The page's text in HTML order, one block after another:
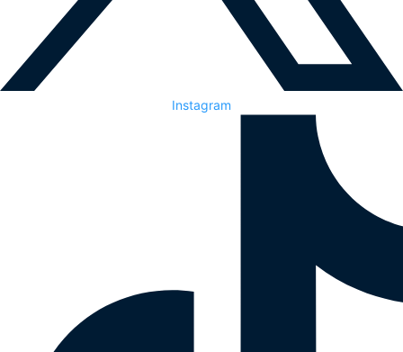
Instagram